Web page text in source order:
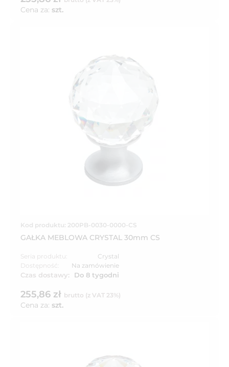
Cena za: szt.
Kod produktu: 200PB-0030-0000-CS
GAŁKA MEBLOWA CRYSTAL 30mm CS
Seria produktu:
Crystal
Dostępność:
Na zamówienie
Czas dostawy: Do 8 tygodni
255,86 zł brutto (z VAT 23%)
Cena za: szt.